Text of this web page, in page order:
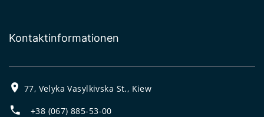
Kontaktinformationen
77, Velyka Vasylkivska St., Kiew
+38 (067) 885-53-00